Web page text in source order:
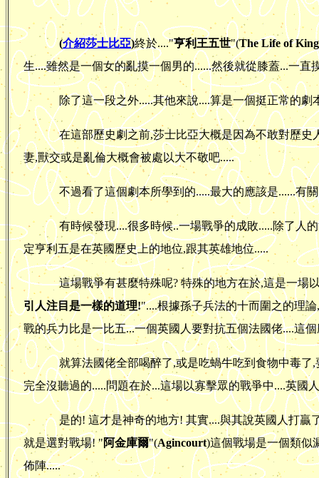
(介紹莎士比亞)終於...."亨利王五世"(The Life of
生....雖然是一個女的亂摸一個男的......然後就從膝蓋...一直
除了這一段之外.....其他來說....算是一個挺正常的劇
在這部歷史劇之前,莎士比亞大概是因為不敢對歷
妻,獸交或是亂倫大概會被處以大不敬吧.....
不過看了這個劇本所學到的.....最大的應該是......有
有時候發現....很多時候..一場戰爭的成敗.....除了人
定亨利五是在英國歷史上的地位,跟其英雄地位.....
這場戰爭有甚麼特殊呢? 特殊的地方在於,這是一場
引人注目是一樣的道理!"....根據孫子兵法的十而圍之的理
戰的兵力比是一比五...一個英國人要對抗五個法國佬....這
就算法國佬全部喝醉了,或是吃蝸牛吃到食物中毒了
完全沒聽過的.....問題在於...這場以寡擊眾的戰爭中....英國
是的! 這才是神奇的地方! 其實....與其說英國人打
就是選對戰場! "阿金庫爾"(Agincourt)這個戰場是一個類似
佈陣.....